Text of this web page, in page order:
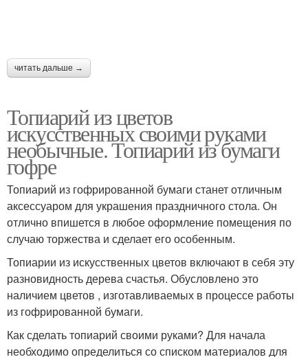
читать дальше →
Топиарий из цветов
искусственных своими руками
необычные. Топиарий из бумаги
гофре
Топиарий из гофрированной бумаги станет отличным
аксессуаром для украшения праздничного стола. Он
отлично впишется в любое оформление помещения по
случаю торжества и сделает его особенным.
Топиарии из искусственных цветов включают в себя эту
разновидность дерева счастья. Обусловлено это
наличием цветов , изготавливаемых в процессе работы
из гофрированной бумаги.
Как сделать топиарий своими руками? Для начала
необходимо определиться со списком материалов для